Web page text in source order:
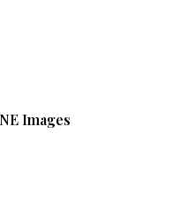
Images